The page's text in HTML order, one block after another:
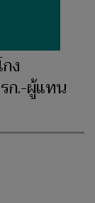
ง
ก.-ผู้แทน